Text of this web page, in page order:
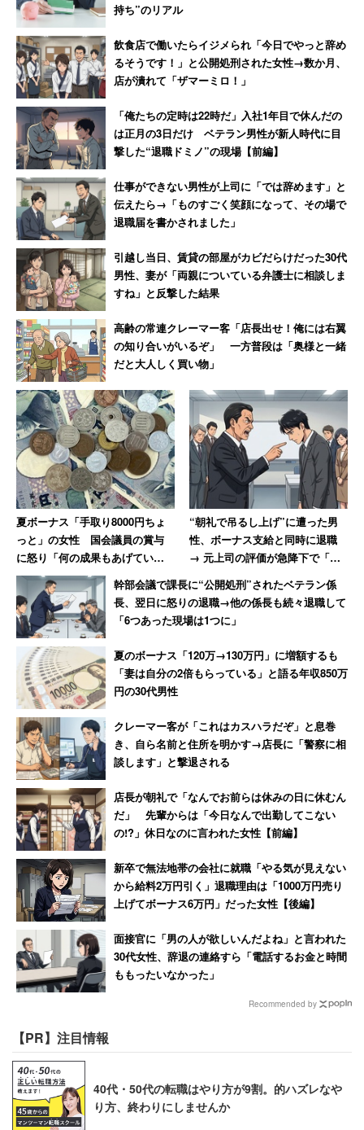
多くの人がアドバイスするように、「デートの時だけ使
う」というのが、彼の気持ちも無下にせず、自分の抵抗感
も和らげる現実的な落としどころではないだろうか。【参
照元：お悩み解決掲示板 https://onayamifree.com/】
持ち”のリアル
飲食店で働いたらイジメられ「今日でやっと辞め
るそうです！」と公開処刑された女性→数か月、
店が潰れて「ザマーミロ！」
「俺たちの定時は22時だ」入社1年目で休んだの
は正月の3日だけ ベテラン男性が新人時代に目
撃した“退職ドミノ”の現場【前編】
仕事ができない男性が上司に「では辞めます」と
伝えたら→「ものすごく笑顔になって、その場で
退職届を書かされました」
引越し当日、賃貸の部屋がカビだらけだった30代
男性、妻が「両親についている弁護士に相談しま
すね」と反撃した結果
高齢の常連クレーマー客「店長出せ！俺には右翼
の知り合いがいるぞ」 一方普段は「奥様と一緒
だと大人しく買い物」
夏ボーナス「手取り8000円ちょ
っと」の女性 国会議員の賞与
に怒り「何の成果もあげていな
いのに、なんなら寝ているの
に」
“朝礼で吊るし上げ”に遭った男
性、ボーナス支給と同時に退職
→ 元上司の評価が急降下で「ザ
幹部会議で課長に“公開処刑”されたベテラン係
長、翌日に怒りの退職→他の係長も続々退職して
「6つあった現場は1つに」
夏のボーナス「120万→130万円」に増額するも
「妻は自分の2倍もらっている」と語る年収850万
円の30代男性
クレーマー客が「これはカスハラだぞ」と息巻
き、自ら名前と住所を明かす→店長に「警察に相
談します」と撃退される
店長が朝礼で「なんでお前らは休みの日に休むん
だ」 先輩からは「今日なんで出勤してこない
の!?」休日なのに言われた女性【前編】
新卒で無法地帯の会社に就職「やる気が見えない
から給料2万円引く」退職理由は「1000万円売り
上げてボーナス6万円」だった女性【後編】
面接官に「男の人が欲しいんだよね」と言われた
30代女性、辞退の連絡すら「電話するお金と時間
ももったいなかった」
Recommended by
【PR】注目情報
40代・50代の転職はやり方が9割。的ハズレなや
り方、終わりにしませんか